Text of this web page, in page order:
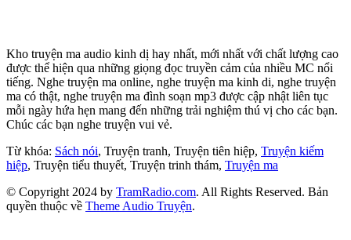
Kho truyện ma audio kinh dị hay nhất, mới nhất với chất lượng cao
được thể hiện qua những giọng đọc truyền cảm của nhiều MC nổi
tiếng. Nghe truyện ma online, nghe truyện ma kinh di, nghe truyện
ma có thật, nghe truyện ma đình soạn mp3 được cập nhật liên tục
mỗi ngày hứa hẹn mang đến những trải nghiệm thú vị cho các bạn.
Chúc các bạn nghe truyện vui vẻ.
Từ khóa: Sách nói, Truyện tranh, Truyện tiên hiệp, Truyện kiếm
hiệp, Truyện tiểu thuyết, Truyện trinh thám, Truyện ma
© Copyright 2024 by TramRadio.com. All Rights Reserved. Bản
quyền thuộc về Theme Audio Truyện.